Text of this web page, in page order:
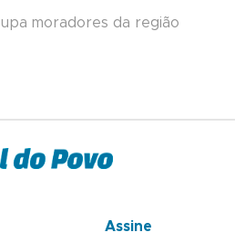
moradores da região
Assine